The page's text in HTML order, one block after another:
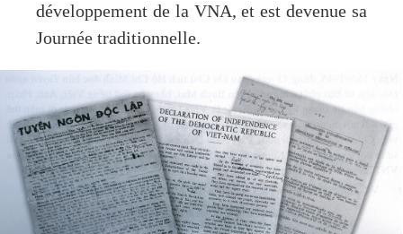
développement de la VNA, et est devenue sa
Journée traditionnelle.